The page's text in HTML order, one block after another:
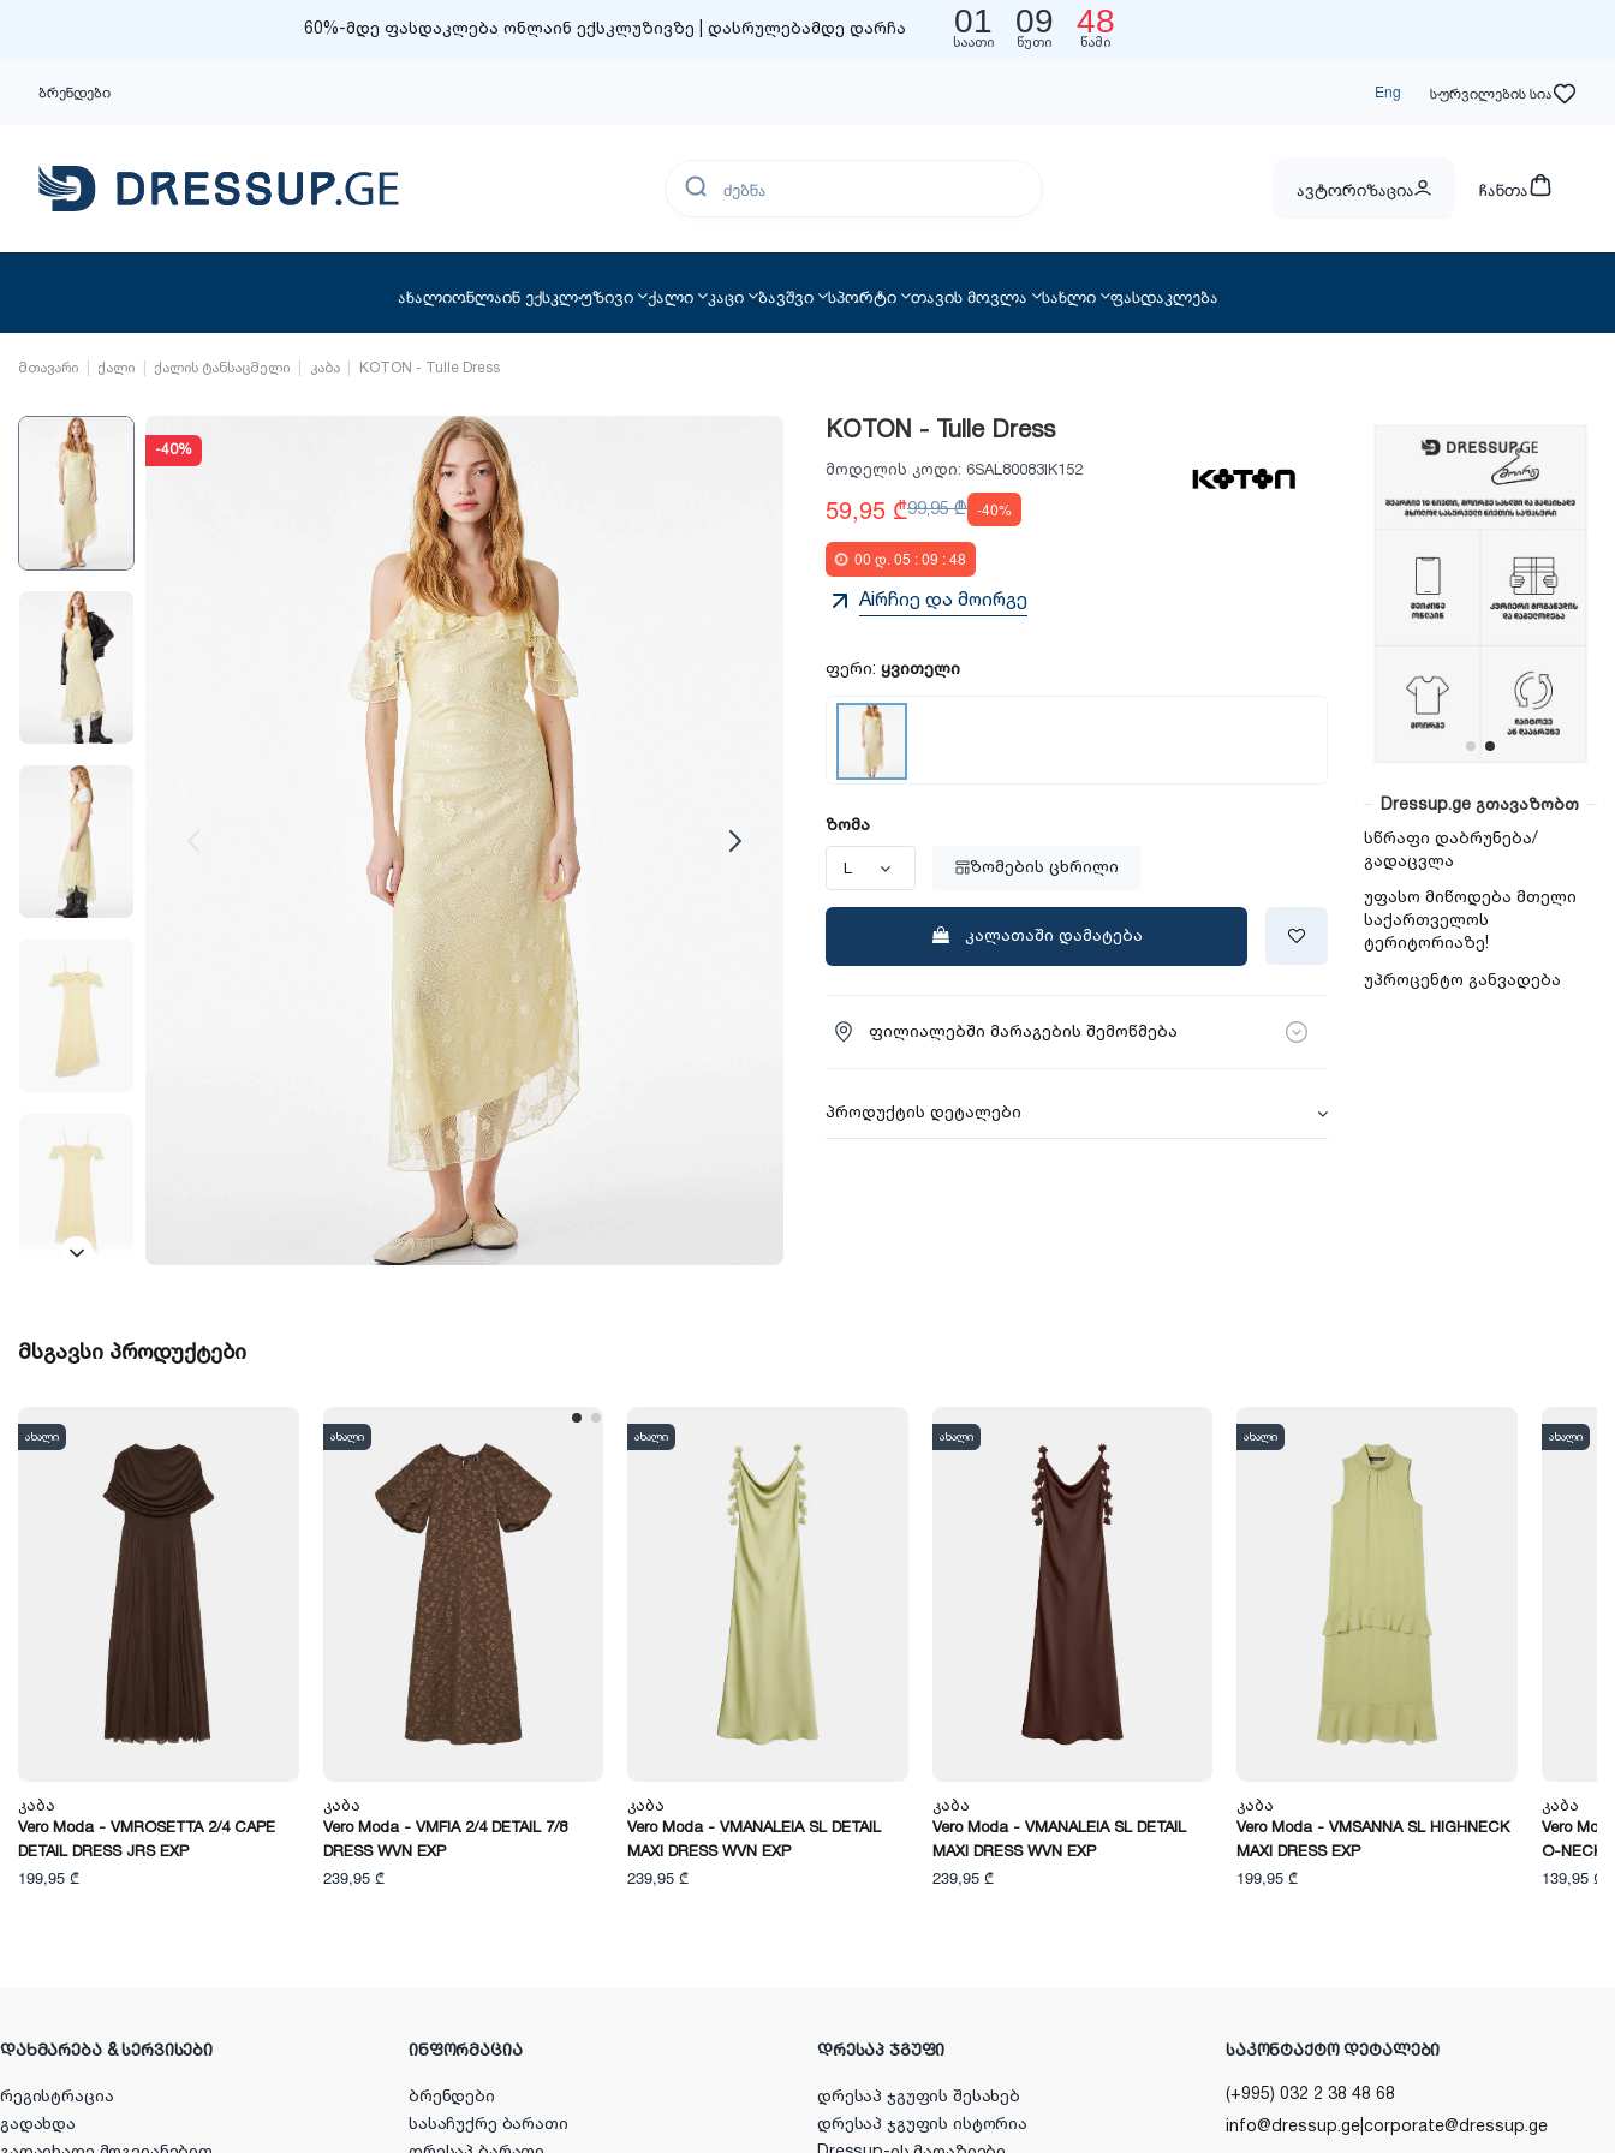
60%-მდე ფასდაკლება ონლაინ ექსკლუზივზე | დასრულებამდე დარჩა 01
საათი
09
წუთი
47
წამი
ბრენდები Eng სურვილების სია
ავტორიზაცია ჩანთა
ახალიონლაინ ექსკლუზივი ქალი კაცი ბავშვი სპორტი თავის მოვლა სახლი ფასდაკლება
მთავარი ქალი ქალის ტანსაცმელი კაბა KOTON - Tulle Dress
-40%
KOTON - Tulle Dress
მოდელის კოდი: 6SAL80083IK152
59,95 ₾99,95 ₾ -40%
00 დ. 05 :09 :47
Aiრჩიე და მოირგე
ფერი: ყვითელი
ზომა
ზომების ცხრილი
კალათაში დამატება
ფილიალებში მარაგების შემოწმება
პროდუქტის დეტალები
Dressup.ge გთავაზობთ
სწრაფი დაბრუნება/
გადაცვლა
უფასო მიწოდება მთელი
საქართველოს
ტერიტორიაზე!
უპროცენტო განვადება
მსგავსი პროდუქტები
ახალი
Კაბა
Vero Moda - VMROSETTA 2/4 CAPE
DETAIL DRESS JRS EXP
199,95 ₾
ახალი
Კაბა
Vero Moda - VMFIA 2/4 DETAIL 7/8
DRESS WVN EXP
239,95 ₾
ახალი
Კაბა
Vero Moda - VMANALEIA SL DETAIL
MAXI DRESS WVN EXP
239,95 ₾
ახალი
Კაბა
Vero Moda - VMANALEIA SL DETAIL
MAXI DRESS WVN EXP
239,95 ₾
ახალი
Კაბა
Vero Moda - VMSANNA SL HIGHNECK
MAXI DRESS EXP
199,95 ₾
ახალი
Კაბა
Vero
O-NECK
139,95 ₾
ᲓᲐᲮᲛᲐᲠᲔᲑᲐ & ᲡᲔᲠᲕᲘᲡᲔᲑᲘ
რეგისტრაცია
გადახდა
ᲘᲜᲤᲝᲠᲛᲐᲪᲘᲐ
ბრენდები
სასაჩუქრე ბარათი
ᲓᲠᲔᲡᲐᲞ ᲯᲒᲣᲤᲘ
დრესაპ ჯგუფის შესახებ
დრესაპ ჯგუფის ისტორია
ᲡᲐᲙᲝᲜᲢᲐᲥᲢᲝ ᲓᲔᲢᲐᲚᲔᲑᲘ
(+995) 032 2 38 48 68
info@dressup.gecorporate@dressup.ge